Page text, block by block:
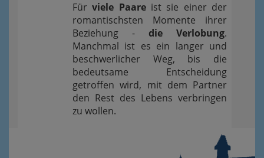
Fürviele Paareist sie einer der
romantischsten Momente ihrer
Beziehung - die Verlobung.
Manchmal ist es ein langer und
beschwerlicher Weg, bis die
bedeutsame Entscheidung
getroffen wird, mit dem Partner
den Rest des Lebens verbringen
zu wollen.